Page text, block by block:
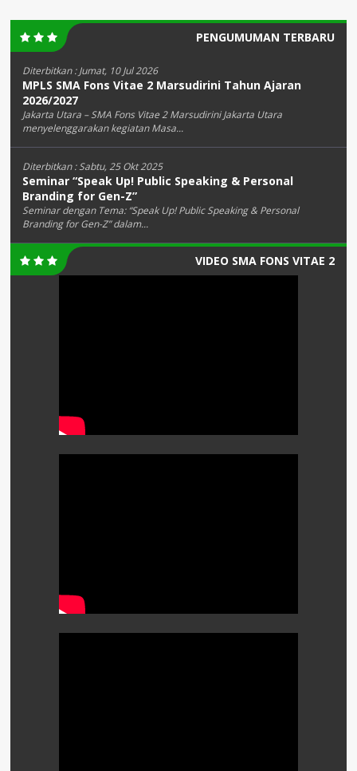
PENGUMUMAN TERBARU
Diterbitkan :Jumat, 10 Jul 2026
MPLS SMA Fons Vitae 2 Marsudirini Tahun Ajaran
2026/2027
Jakarta Utara – SMA Fons Vitae 2 Marsudirini Jakarta Utara
menyelenggarakan kegiatan Masa...
Diterbitkan :Sabtu, 25 Okt 2025
Seminar “Speak Up! Public Speaking & Personal
Branding for Gen-Z”
Seminar dengan Tema: “Speak Up! Public Speaking & Personal
Branding for Gen-Z” dalam...
VIDEO SMA FONS VITAE 2